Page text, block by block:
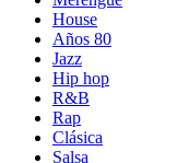
House
Años 80
Jazz
Hip hop
R&B
Rap
Clásica
Salsa